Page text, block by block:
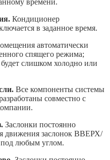
времени.
Кондиционер
в заданное время.
автоматически
спящего режима;
слишком холодно или
Все компоненты системы
совместно с
Заслонки постоянно
движения заслонок ВВЕРХ/
любым углом.